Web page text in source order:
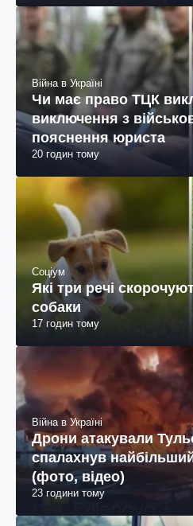
Війна в Україні
Чи має право ТЦК
виключення з
пояснення юриста
20 годин тому
Соціум
Які три речі
собаки
17 годин тому
Війна в Україні
Дрони атакували
спалахнув
(фото, відео)
23 години тому